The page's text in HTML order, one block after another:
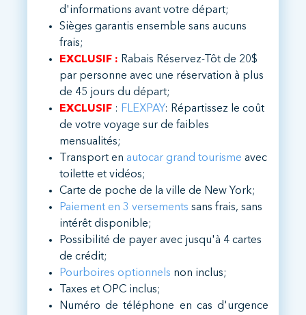
d'informations avant votre départ;
Sièges garantis ensemble sans aucuns
frais;
EXCLUSIF : Rabais Réservez-Tôt de 20$
par personne avec une réservation à plus
de 45 jours du départ;
EXCLUSIF : FLEXPAY: Répartissez le coût
de votre voyage sur de faibles
mensualités;
Transport en autocar grand tourisme avec
toilette et vidéos;
Carte de poche de la ville de New York;
Paiement en 3 versements sans frais, sans
intérêt disponible;
Possibilité de payer avec jusqu'à 4 cartes
de crédit;
Pourboires optionnels non inclus;
Taxes et OPC inclus;
Numéro de téléphone en cas d'urgence